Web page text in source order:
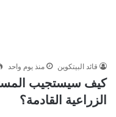
قائد البيتكوين منذ يوم واحد
كيف سيستجيب
الزراعية القادمة؟